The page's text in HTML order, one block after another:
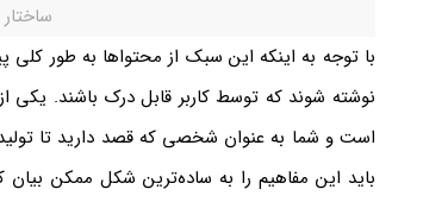
با توجه به اینکه این سبک از محتوا‌ها به طور کلی
نوشته شوند که توسط کاربر قابل درک باشند.
است و شما به عنوان شخصی که قصد دارید تا
باید این مفاهیم را به ساده‌ترین شکل ممکن بیان